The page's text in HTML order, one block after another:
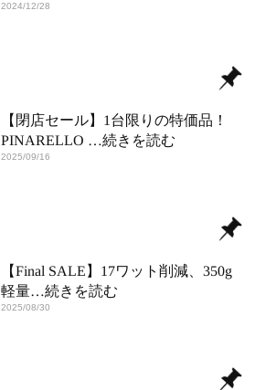
2024/12/28
【閉店セール】1台限りの特価品！
PINARELLO …続きを読む
2025/09/16
【Final SALE】17ワット削減、350g
軽量…続きを読む
2025/08/30